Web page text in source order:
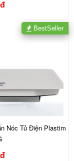
Nóc Tủ Điện Plastim
BestSeller